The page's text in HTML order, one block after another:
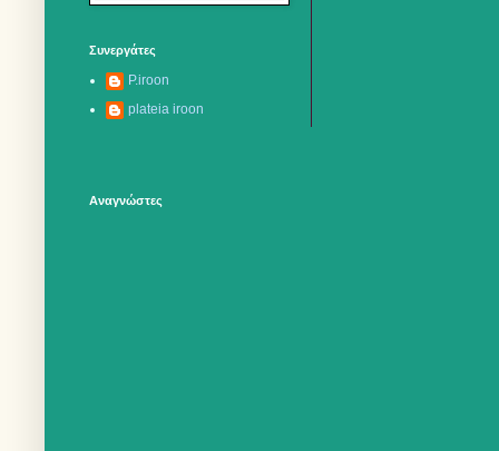
Συνεργάτες
P.iroon
plateia iroon
Αναγνώστες